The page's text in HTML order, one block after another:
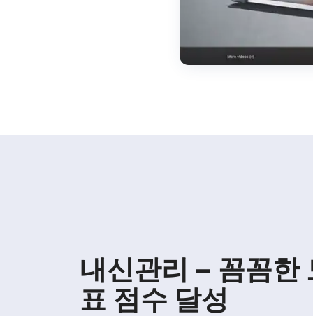
내신관리 – 꼼꼼한
표 점수 달성